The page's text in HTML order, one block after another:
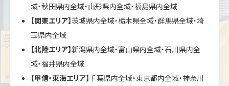
域・秋田県内全域・山形県内全域・福島県内全域
【関東エリア】茨城県内全域・栃木県全域・群馬県全域・埼
玉県内全域
【北陸エリア】新潟県内全域・富山県内全域・石川県内全
域・福井県内全域
【甲信・東海エリア】千葉県内全域・東京都内全域・神奈川